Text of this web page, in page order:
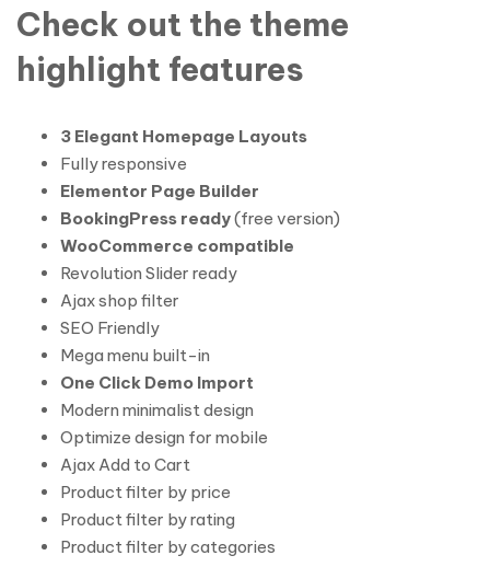
Check out the theme
highlight features
3 Elegant Homepage Layouts
Fully responsive
Elementor Page Builder
BookingPress ready(free version)
WooCommerce compatible
Revolution Slider ready
Ajax shop filter
SEO Friendly
Mega menu built-in
One Click Demo Import
Modern minimalist design
Optimize design for mobile
Ajax Add to Cart
Product filter by price
Product filter by rating
Product filter by categories